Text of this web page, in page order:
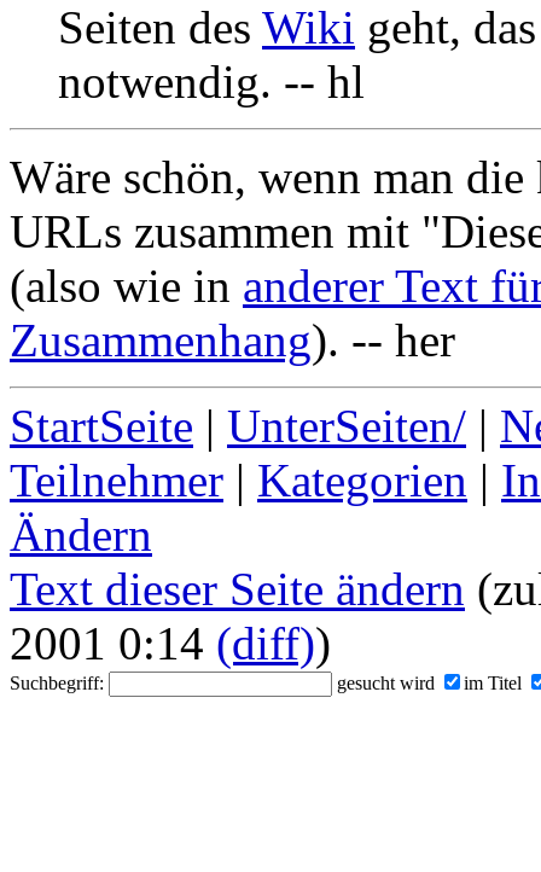
Seiten des Wiki geht,
notwendig. -- hl
Wäre schön, wenn man
URLs zusammen mit
(also wie in anderer Text
Zusammenhang). -- her
StartSeite | UnterSeiten/ |
Teilnehmer | Kategorien |
Ändern
Text dieser Seite ändern
2001 0:14 (diff))
Suchbegriff: gesucht wird im Titel